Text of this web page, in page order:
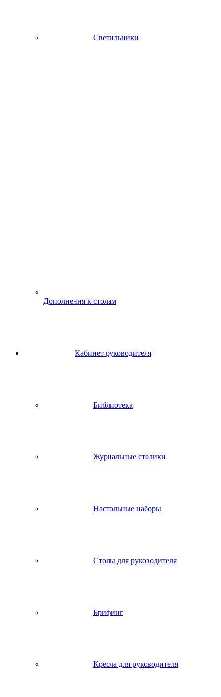
Светильники
Дополнения к столам
Кабинет руководителя
Библиотека
Журнальные столики
Настольные наборы
Столы для руководителя
Брифинг
Кресла для руководителя